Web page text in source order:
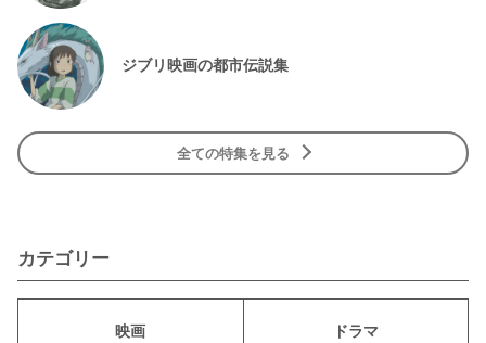
ジブリ映画の都市伝説集
全ての特集を見る
カテゴリー
映画 ドラマ